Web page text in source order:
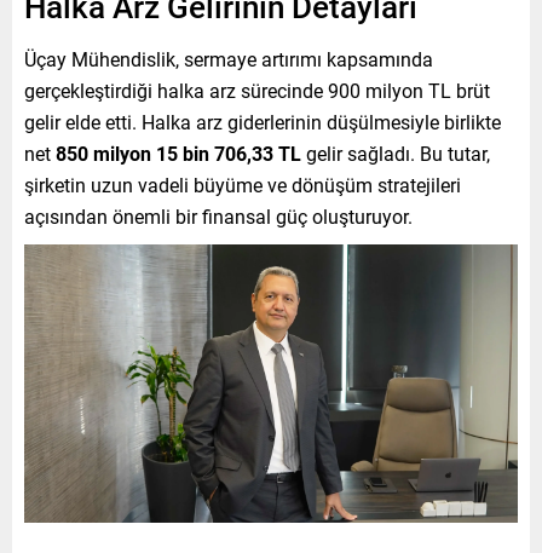
Üçay Mühendislik, sermaye artırımı kapsamında
gerçekleştirdiği halka arz sürecinde 900 milyon TL brüt
gelir elde etti. Halka arz giderlerinin düşülmesiyle birlikte
net850 milyon 15 bin 706,33 TLgelir sağladı. Bu tutar,
şirketin uzun vadeli büyüme ve dönüşüm stratejileri
açısından önemli bir finansal güç oluşturuyor.